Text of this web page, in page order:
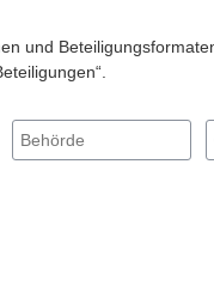
und
Behörde